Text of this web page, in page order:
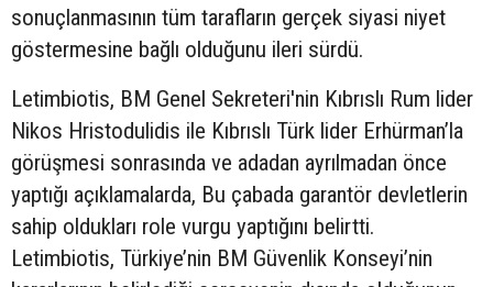
sonuçlanmasının tüm tarafların gerçek siyasi niyet
göstermesine bağlı olduğunu ileri sürdü.
Letimbiotis, BM Genel Sekreteri'nin Kıbrıslı Rum lider
Nikos Hristodulidis ile Kıbrıslı Türk lider Erhürman’la
görüşmesi sonrasında ve adadan ayrılmadan önce
yaptığı açıklamalarda, Bu çabada garantör devletlerin
sahip oldukları role vurgu yaptığını belirtti.
Letimbiotis, Türkiye’nin BM Güvenlik Konseyi’nin